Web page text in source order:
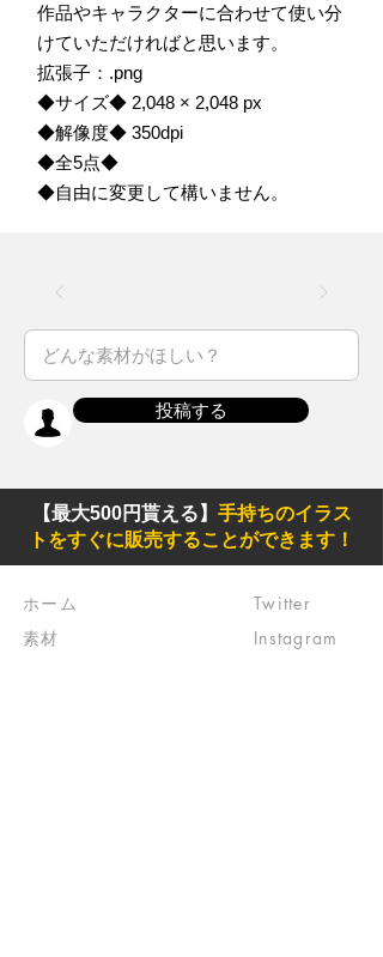
作品やキャラクターに合わせて使い分
けていただければと思います。
拡張子：.png
◆サイズ◆ 2,048 × 2,048 px
◆解像度◆ 350dpi
◆全5点◆
◆自由に変更して構いません。
投稿する
【最大500円貰える】 手持ちのイラス
トをすぐに販売することができます！
ホーム
素材
Twitter
Instagram